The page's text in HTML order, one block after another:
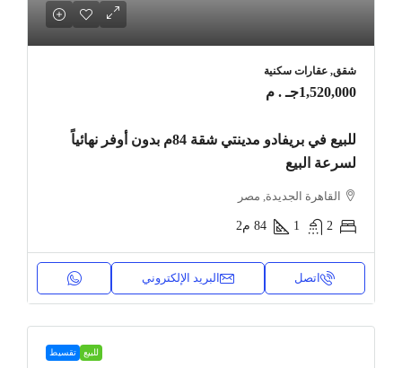
شقق, عقارات سكنية
1,520,000جـ . م
للبيع في بريفادو مدينتي شقة 84م بدون أوفر نهائياً
لسرعة البيع
القاهرة الجديدة, مصر
2
1
84 م2
اتصل البريد الإلكتروني
للبيع تقسيط